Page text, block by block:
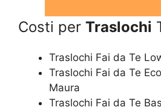
Costi per Traslochi
Traslochi Fai da Te
Traslochi Fai da Te
Maura
Traslochi Fai da Te